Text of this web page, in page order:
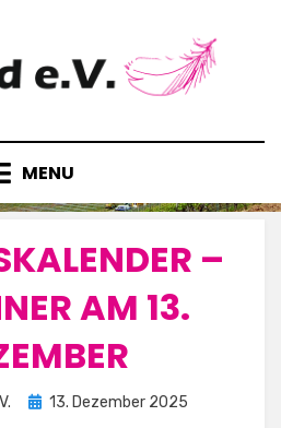
MENU
–
AM 13.
Posted
13. Dezember 2025